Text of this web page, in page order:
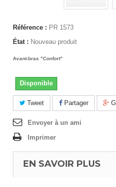
Référence : PR 1573
État : Nouveau produit
Avant-bras "Confort"
Disponible
Tweet Partager
Envoyer à un ami
Imprimer
EN SAVOIR PLUS